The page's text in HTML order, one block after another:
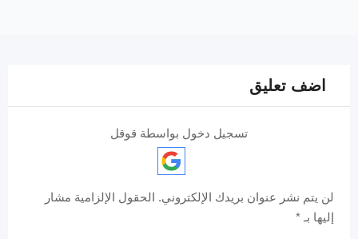
اضف تعليق
تسجيل دخول بواسطة قوقل
لن يتم نشر عنوان بريدك الإلكتروني. الحقول الإلزامية مشار
إليها بـ *